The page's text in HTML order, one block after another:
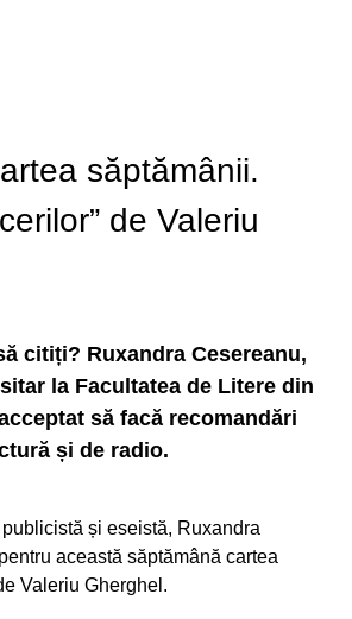
săptămânii.
de Valeriu
citiți? Ruxandra Cesereanu,
la Facultatea de Litere din
să facă recomandări
și de radio.
și eseistă, Ruxandra
această săptămână cartea
Valeriu Gherghel.